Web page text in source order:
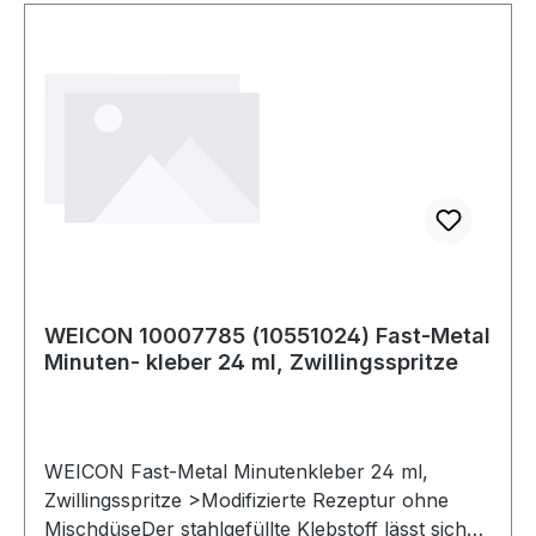
WEICON 10007785 (10551024) Fast-Metal
Minuten- kleber 24 ml, Zwillingsspritze
WEICON Fast-Metal Minutenkleber 24 ml,
Zwillingsspritze >Modifizierte Rezeptur ohne
MischdüseDer stahlgefüllte Klebstoff lässt sich